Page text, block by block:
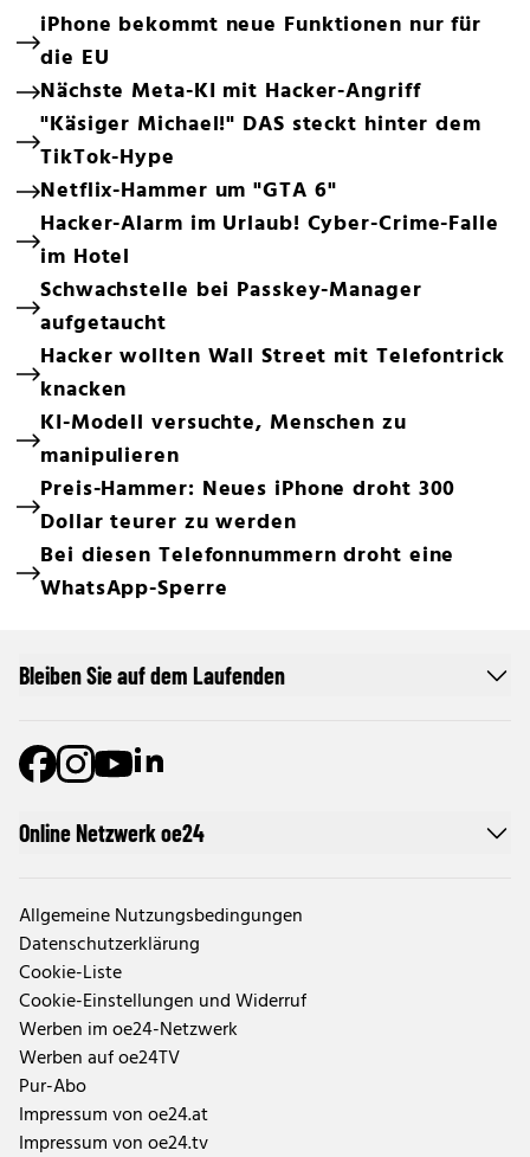
iPhone bekommt neue Funktionen nur für
die EU
Nächste Meta-KI mit Hacker-Angriff
"Käsiger Michael!" DAS steckt hinter dem
TikTok-Hype
Netflix-Hammer um "GTA 6"
Hacker-Alarm im Urlaub! Cyber-Crime-Falle
im Hotel
Schwachstelle bei Passkey-Manager
aufgetaucht
Hacker wollten Wall Street mit Telefontrick
knacken
KI-Modell versuchte, Menschen zu
manipulieren
Preis-Hammer: Neues iPhone droht 300
Dollar teurer zu werden
Bei diesen Telefonnummern droht eine
WhatsApp-Sperre
Online Netzwerk oe24
Allgemeine Nutzungsbedingungen
Datenschutzerklärung
Cookie-Liste
Cookie-Einstellungen und Widerruf
Werben im oe24-Netzwerk
Werben auf oe24TV
Pur-Abo
Impressum von oe24.at
Impressum von oe24.tv
Bleiben Sie auf dem Laufenden